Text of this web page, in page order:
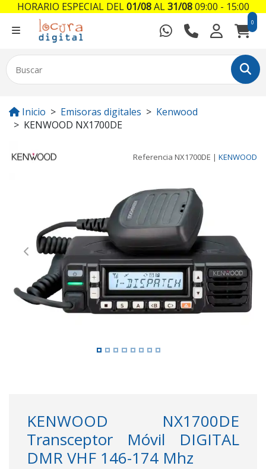
0
Inicio Emisoras digitales
Kenwood
KENWOOD NX1700DE
Referencia NX1700DE | KENWOOD
Previous Next
KENWOOD NX1700DE
Transceptor Móvil DIGITAL
DMR VHF 146-174 Mhz
HORARIO ESPECIAL DEL01/08AL31/0809:00 - 15:00